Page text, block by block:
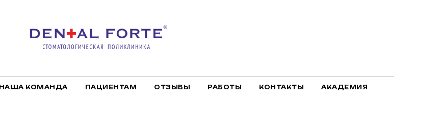
НАША КОМАНДА ПАЦИЕНТАМ ОТЗЫВЫ РАБОТЫ КОНТАКТЫ АКАДЕМИЯ